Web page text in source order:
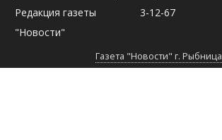
Редакция газеты
"Новости"
3-12-67
Газета "Новости" г. Рыбница